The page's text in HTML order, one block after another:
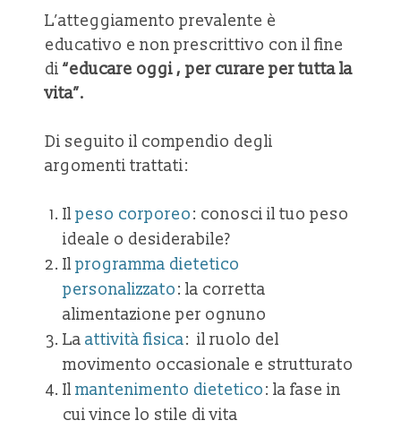
L’atteggiamento prevalente è
educativo e non prescrittivo con il fine
di “educare oggi , per curare per tutta la
vita”.
Di seguito il compendio degli
argomenti trattati:
Il peso corporeo: conosci il tuo peso
ideale o desiderabile?
Il programma dietetico
personalizzato: la corretta
alimentazione per ognuno
La attività fisica: il ruolo del
movimento occasionale e strutturato
Il mantenimento dietetico: la fase in
cui vince lo stile di vita